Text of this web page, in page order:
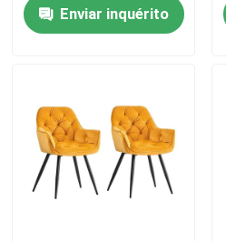
Armário feito sob
Cadeira do tamborete de
Mesas de centro feitas
Enviar inquérito